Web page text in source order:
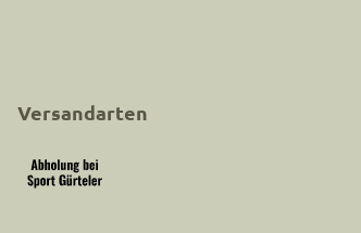
Versandarten